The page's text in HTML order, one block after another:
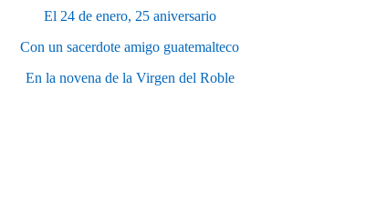
El 24 de enero, 25 aniversario
Con un sacerdote amigo guatemalteco
En la novena de la Virgen del Roble